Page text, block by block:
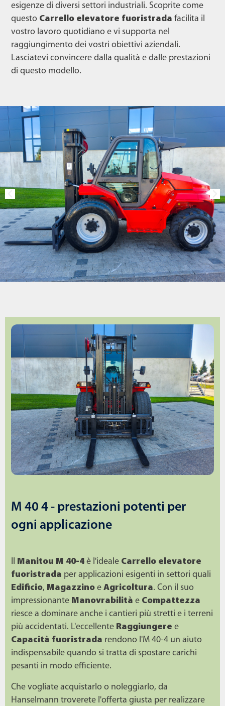
esigenze di diversi settori industriali. Scoprite come
questo Carrello elevatore fuoristrada facilita il
vostro lavoro quotidiano e vi supporta nel
raggiungimento dei vostri obiettivi aziendali.
Lasciatevi convincere dalla qualità e dalle prestazioni
di questo modello.
M 40 4 - prestazioni potenti per
ogni applicazione
Il Manitou M 40-4 è l'ideale Carrello elevatore
fuoristrada per applicazioni esigenti in settori quali
Edificio, Magazzino e Agricoltura. Con il suo
impressionante Manovrabilità e Compattezza
riesce a dominare anche i cantieri più stretti e i terreni
più accidentati. L'eccellente Raggiungere e
Capacità fuoristrada rendono l'M 40-4 un aiuto
indispensabile quando si tratta di spostare carichi
pesanti in modo efficiente.
Che vogliate acquistarlo o noleggiarlo, da
Hanselmann troverete l'offerta giusta per realizzare